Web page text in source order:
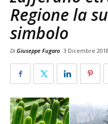
Regione la
simbolo
Di Giuseppe Fugaro 3 Dicembre 2018